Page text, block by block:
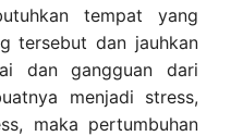
tempat yang
tersebut dan jauhkan
dan gangguan dari
menjadi stress,
maka pertumbuhan